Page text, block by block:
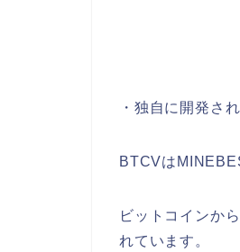
・独自に開発さ
BTCVは
ビットコインか
れています。